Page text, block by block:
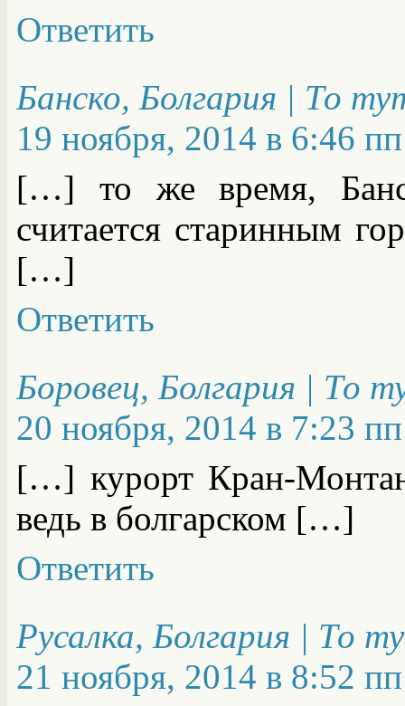
Ответить
Банско, Болгария | То
19 ноября, 2014 в 6:46 пп
[…] то же время,
считается старинным
[…]
Ответить
Боровец, Болгария | То
20 ноября, 2014 в 7:23 пп
[…] курорт Кран-
ведь в болгарском […]
Ответить
Русалка, Болгария | То
21 ноября, 2014 в 8:52 пп